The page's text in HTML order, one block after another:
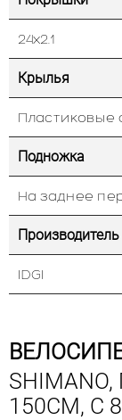
24х2.1
Крылья
Пластиковые
Подножка
На заднее
Производитель
IDGI
150СМ, С